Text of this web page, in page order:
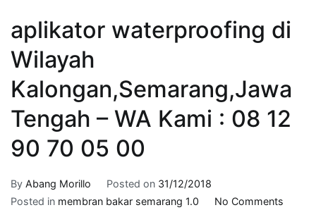
aplikator waterproofing di
Wilayah
Kalongan,Semarang,Jawa
Tengah – WA Kami : 08 12
90 70 05 00
By Abang Morillo Posted on 31/12/2018
Posted in membran bakar semarang 1.0 No Commentson